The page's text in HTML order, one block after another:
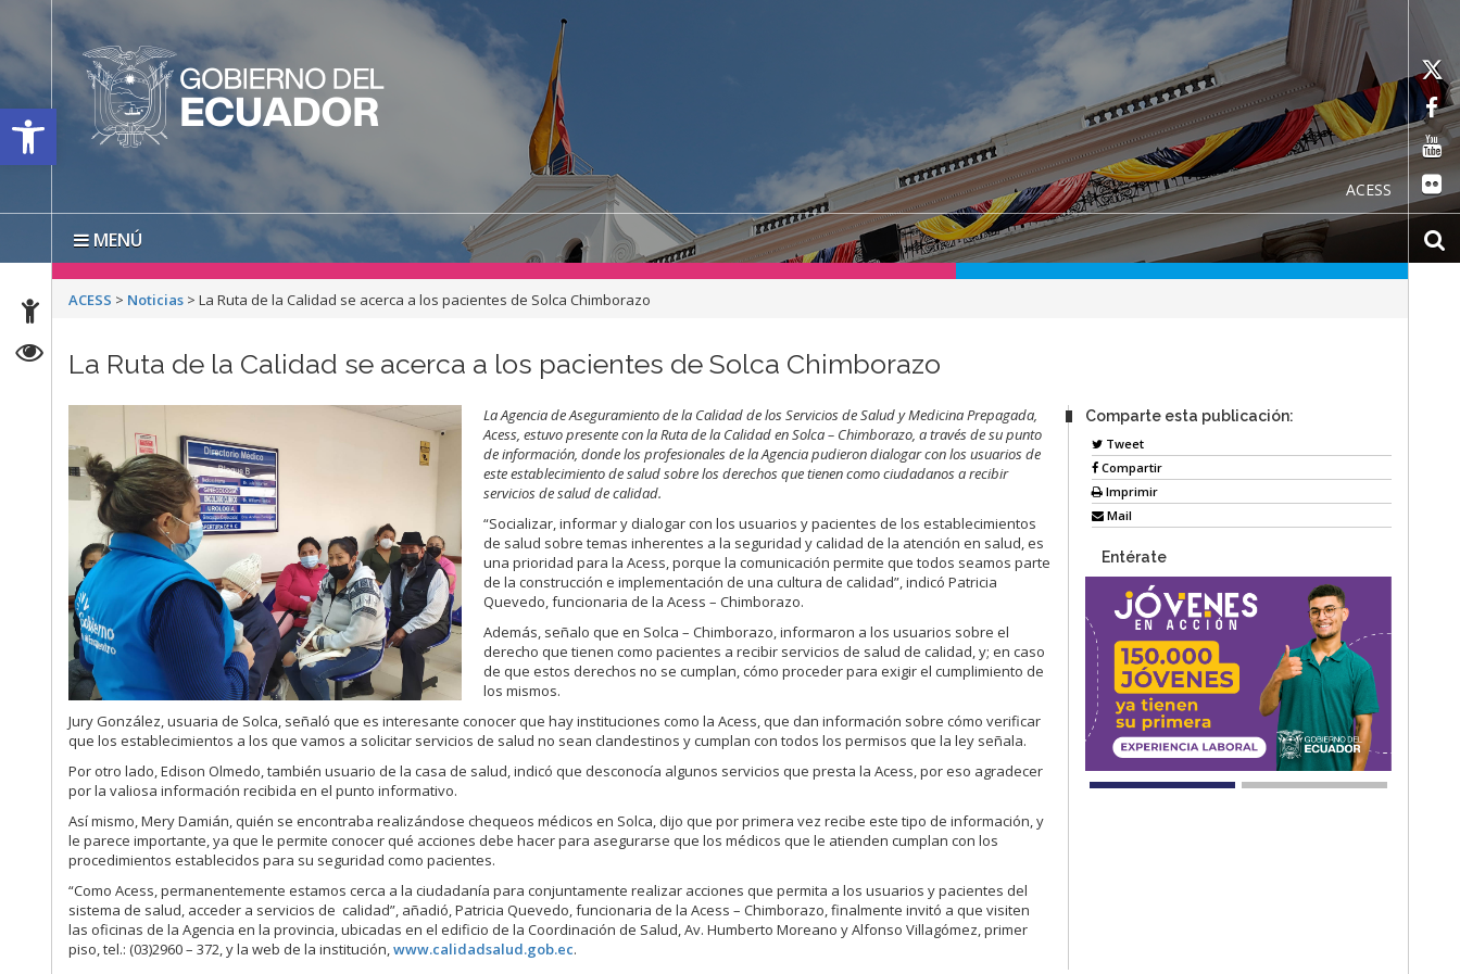
Open toolbar
ACESS
MENÚ
ACESS > Noticias >La Ruta de la Calidad se acerca a los pacientes de Solca Chimborazo
La Ruta de la Calidad se acerca a los pacientes de Solca Chimborazo
La Agencia de Aseguramiento de la Calidad de los Servicios de Salud y Medicina Prepagada,
Acess, estuvo presente con la Ruta de la Calidad en Solca – Chimborazo, a través de su punto
de información, donde los profesionales de la Agencia pudieron dialogar con los usuarios de
este establecimiento de salud sobre los derechos que tienen como ciudadanos a recibir
servicios de salud de calidad.
“Socializar, informar y dialogar con los usuarios y pacientes de los establecimientos
de salud sobre temas inherentes a la seguridad y calidad de la atención en salud, es
una prioridad para la Acess, porque la comunicación permite que todos seamos parte
de la construcción e implementación de una cultura de calidad”, indicó Patricia
Quevedo, funcionaria de la Acess – Chimborazo.
Además, señalo que en Solca – Chimborazo, informaron a los usuarios sobre el
derecho que tienen como pacientes a recibir servicios de salud de calidad, y; en caso
de que estos derechos no se cumplan, cómo proceder para exigir el cumplimiento de
los mismos.
Jury González, usuaria de Solca, señaló que es interesante conocer que hay instituciones como la Acess, que dan información sobre cómo verificar
que los establecimientos a los que vamos a solicitar servicios de salud no sean clandestinos y cumplan con todos los permisos que la ley señala.
Por otro lado, Edison Olmedo, también usuario de la casa de salud, indicó que desconocía algunos servicios que presta la Acess, por eso agradecer
por la valiosa información recibida en el punto informativo.
Así mismo, Mery Damián, quién se encontraba realizándose chequeos médicos en Solca, dijo que por primera vez recibe este tipo de información, y
le parece importante, ya que le permite conocer qué acciones debe hacer para asegurarse que los médicos que le atienden cumplan con los
procedimientos establecidos para su seguridad como pacientes.
“Como Acess, permanentemente estamos cerca a la ciudadanía para conjuntamente realizar acciones que permita a los usuarios y pacientes del
sistema de salud, acceder a servicios de calidad”, añadió, Patricia Quevedo, funcionaria de la Acess – Chimborazo, finalmente invitó a que visiten
las oficinas de la Agencia en la provincia, ubicadas en el edificio de la Coordinación de Salud, Av. Humberto Moreano y Alfonso Villagómez, primer
piso, tel.: (03)2960 – 372, y la web de la institución,www.calidadsalud.gob.ec.
Comparte esta publicación:
Tweet
Compartir
Imprimir
Mail
Entérate